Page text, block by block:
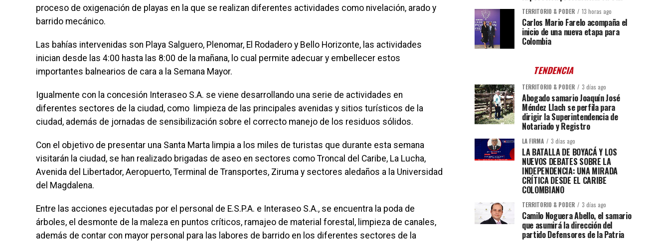
proceso de oxigenación de playas en la que se realizan diferentes actividades como nivelación, arado y
barrido mecánico.
Las bahías intervenidas son Playa Salguero, Plenomar, El Rodadero y Bello Horizonte, las actividades
inician desde las 4:00 hasta las 8:00 de la mañana, lo cual permite adecuar y embellecer estos
importantes balnearios de cara a la Semana Mayor.
Igualmente con la concesión Interaseo S.A. se viene desarrollando una serie de actividades en
diferentes sectores de la ciudad, como limpieza de las principales avenidas y sitios turísticos de la
ciudad, además de jornadas de sensibilización sobre el correcto manejo de los residuos sólidos.
Con el objetivo de presentar una Santa Marta limpia a los miles de turistas que durante esta semana
visitarán la ciudad, se han realizado brigadas de aseo en sectores como Troncal del Caribe, La Lucha,
Avenida del Libertador, Aeropuerto, Terminal de Transportes, Ziruma y sectores aledaños a la Universidad
del Magdalena.
Entre las acciones ejecutadas por el personal de E.S.P.A. e Interaseo S.A., se encuentra la poda de
árboles, el desmonte de la maleza en puntos críticos, ramajeo de material forestal, limpieza de canales,
además de contar con mayor personal para las labores de barrido en los diferentes sectores de la
TERRITORIO & PODER 13 horas ago
Carlos Mario Farelo acompaña el
inicio de una nueva etapa para
Colombia
TENDENCIA
TERRITORIO & PODER 3 días ago
Abogado samario Joaquín José
Méndez Llach se perfila para
dirigir la Superintendencia de
Notariado y Registro
LA FIRMA 3 días ago
LA BATALLA DE BOYACÁ Y LOS
NUEVOS DEBATES SOBRE LA
INDEPENDENCIA: UNA MIRADA
CRÍTICA DESDE EL CARIBE
COLOMBIANO
TERRITORIO & PODER 3 días ago
Camilo Noguera Abello, el samario
que asumirá la dirección del
partido Defensores de la Patria